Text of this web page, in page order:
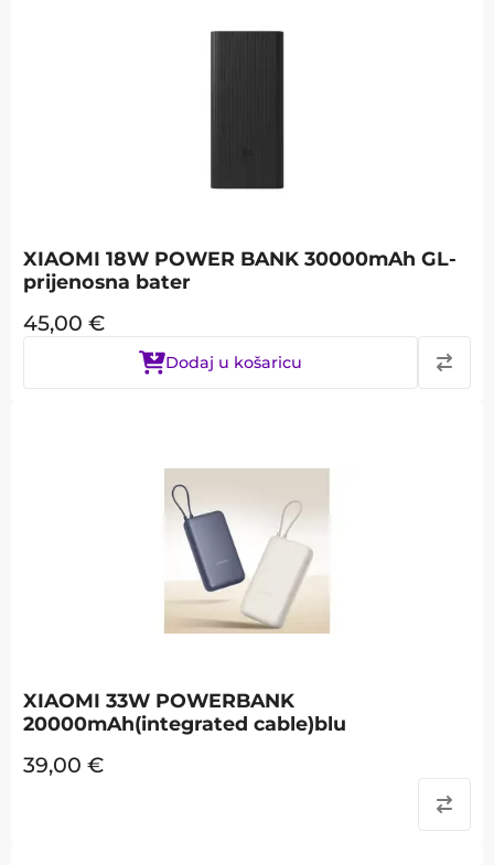
XIAOMI 18W POWER BANK 30000mAh GL-
prijenosna bater
45,00 €
Dodaj u košaricu
XIAOMI 33W POWERBANK
20000mAh(integrated cable)blu
39,00 €